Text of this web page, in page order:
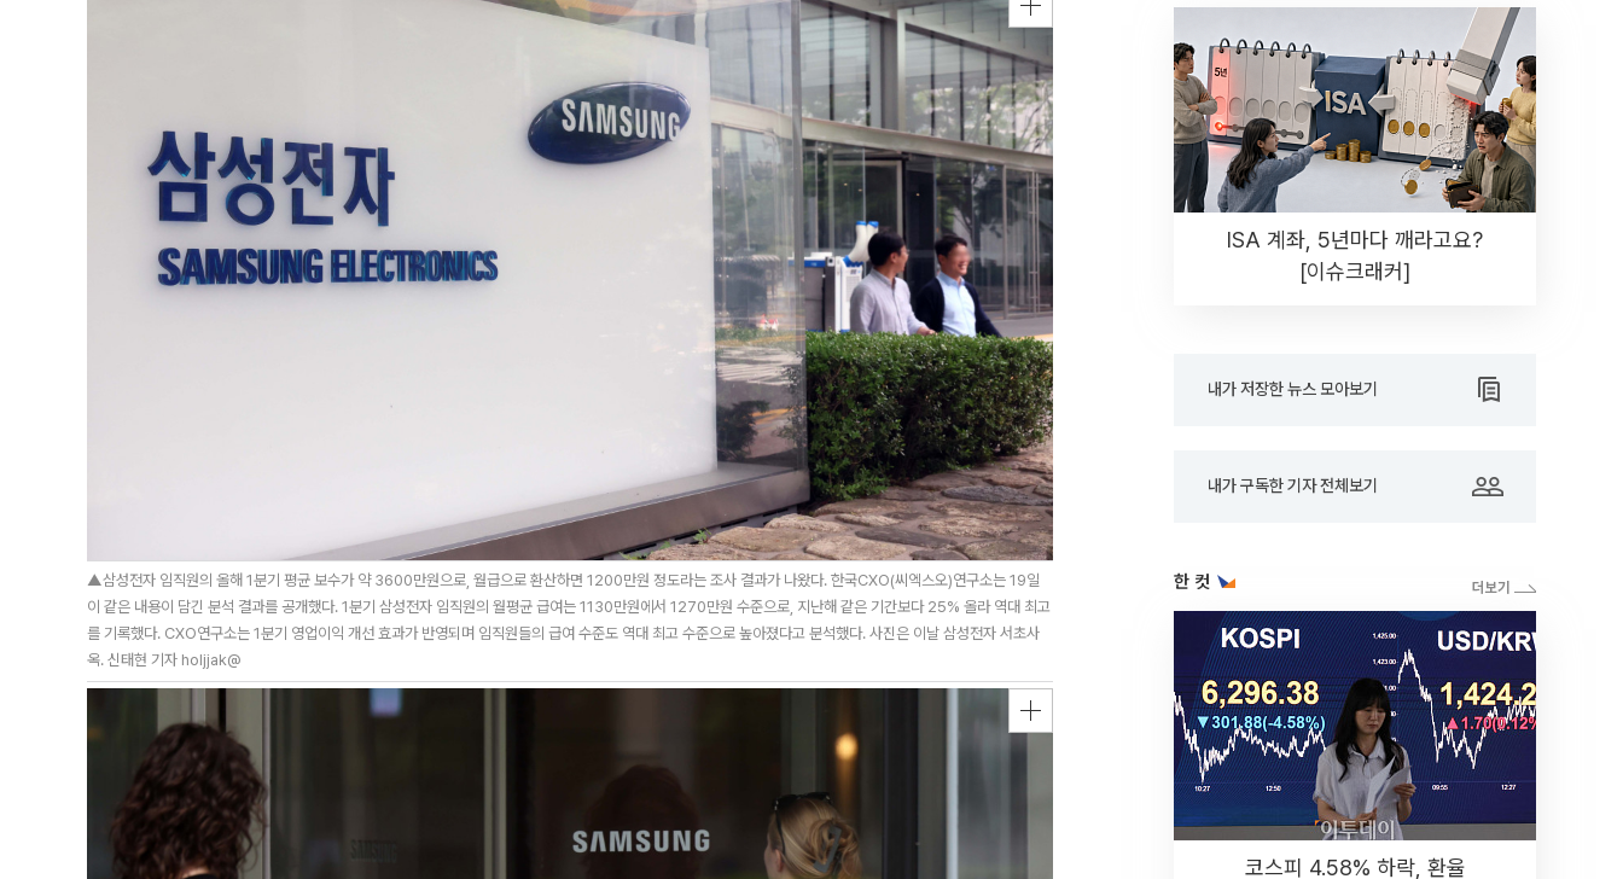
▲삼성전자 임직원의 올해 1분기 평균 보수가 약 3600만원으로, 월급으로 환산하면 1200만원 정도라는 조사 결과가 나왔다. 한국CXO(씨엑스오)연구소는 19일
이 같은 내용이 담긴 분석 결과를 공개했다. 1분기 삼성전자 임직원의 월평균 급여는 1130만원에서 1270만원 수준으로, 지난해 같은 기간보다 25% 올라 역대 최고
를 기록했다. CXO연구소는 1분기 영업이익 개선 효과가 반영되며 임직원들의 급여 수준도 역대 최고 수준으로 높아졌다고 분석했다. 사진은 이날 삼성전자 서초사
옥. 신태현 기자 holjjak@
ISA 계좌, 5년마다 깨라고요?
[이슈크래커]
내가 저장한 뉴스 모아보기
내가 구독한 기자 전체보기
한 컷
코스피 4.58% 하락, 환율